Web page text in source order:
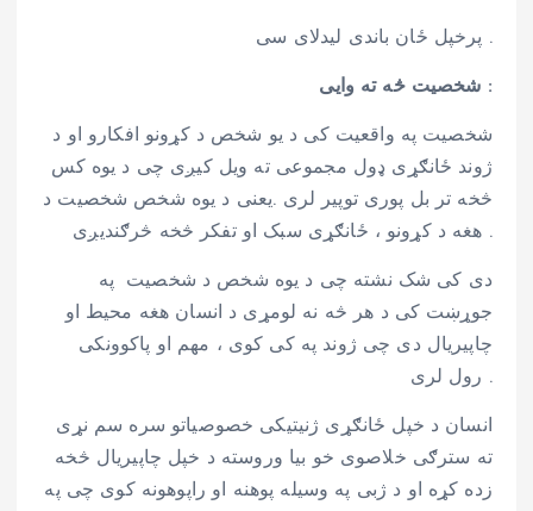
پرخپل ځان باندی لیدلای سی .
شخصیت څه ته وایی :
شخصیت په واقعیت کی د یو شخص د کړونو افکارو او د
ژوند ځانګړی ډول مجموعی ته ویل کیږی چی د یوه کس
څخه تر بل پوری توپیر لری .یعنی د یوه شخص شخصیت د
هغه د کړونو ، ځانګړی سبک او تفکر څخه څرګندیږی .
دی کی شک نشته چی د یوه شخص د شخصیت په
جوړښت کی د هر څه نه لومړی د انسان هغه محیط او
چاپیریال دی چی ژوند په کی کوی ، مهم او پاکوونکی
رول لری .
انسان د خپل ځانګړی ژنیتیکی خصوصیاتو سره سم نړی
ته سترګی خلاصوی خو بیا وروسته د خپل چاپیریال څخه
زده کړه او د ژبی په وسیله پوهنه او راپوهونه کوی چی په